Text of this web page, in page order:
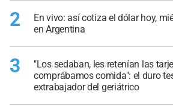
2
En vivo: así cotiza el dólar hoy,
en Argentina
3
"Los sedaban, les retenían las
comprábamos comida": el duro
extrabajador del geriátrico